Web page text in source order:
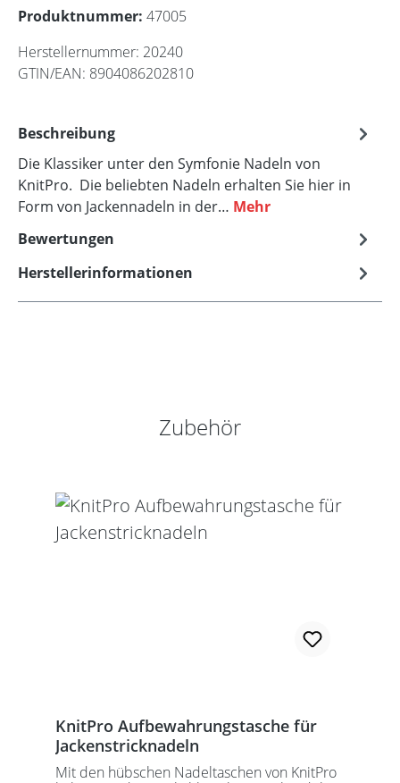
Produktnummer: 47005
Herstellernummer: 20240
GTIN/EAN: 8904086202810
Beschreibung
Die Klassiker unter den Symfonie Nadeln von
KnitPro. Die beliebten Nadeln erhalten Sie hier in
Form von Jackennadeln in der… Mehr
Bewertungen
Herstellerinformationen
Produktgalerie überspringen
Zubehör
KnitPro Aufbewahrungstasche für
Jackenstricknadeln
Mit den hübschen Nadeltaschen von KnitPro